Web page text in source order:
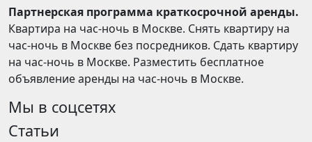
Партнерская программа краткосрочной аренды.
Квартира на час-ночь в Москве. Снять квартиру на
час-ночь в Москве без посредников. Сдать квартиру
на час-ночь в Москве. Разместить бесплатное
объявление аренды на час-ночь в Москве.
Мы в соцсетях
Статьи